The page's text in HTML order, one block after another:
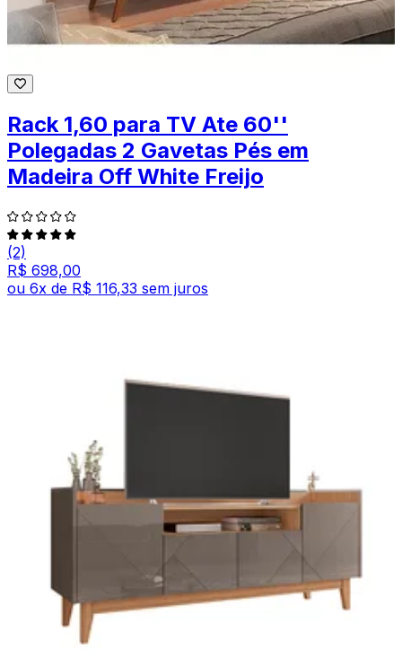
Rack 1,60 para TV Ate 60''
Polegadas 2 Gavetas Pés em
Madeira Off White Freijo
(2)
R$ 698,00
ou 6x de R$ 116,33 sem juros